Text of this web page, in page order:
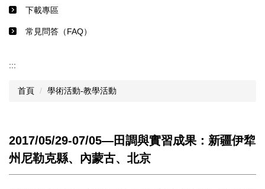
下載專區
常見問答（FAQ）
:::
首頁 學術活動-教學活動
2017/05/29-07/05―田調與實習成果：新疆伊犂
州尼勒克縣、內蒙古、北京